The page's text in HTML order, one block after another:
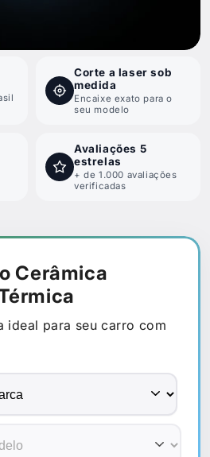
Corte a laser exato para o
Corte a laser sob
medida
Encaixe exato para o
seu modelo
Avaliações 5
estrelas
+ de 1.000 avaliações
verificadas
Cerâmica
ideal para seu carro com